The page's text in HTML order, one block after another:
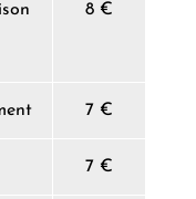
8 €
7 €
7 €